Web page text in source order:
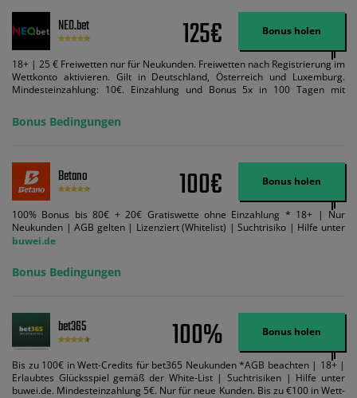
NEO.bet 125€ Bonus holen
18+ | 25 € Freiwetten nur für Neukunden. Freiwetten nach Registrierung im
Wettkonto aktivieren. Gilt in Deutschland, Österreich und Luxemburg.
Mindesteinzahlung: 10€. Einzahlung und Bonus 5x in 100 Tagen mit
Bedingungen können geändert werden. AGB gelten. Lizenziert; Hilfe bei
Suchtrisiken: buwei.de.
Bonus Bedingungen
Betano 100€ Bonus holen
100% Bonus bis 80€ + 20€ Gratiswette ohne Einzahlung * 18+ | Nur
Neukunden | AGB gelten | Lizenziert (Whitelist) | Suchtrisiko | Hilfe unter
buwei.de
Bonus Bedingungen
bet365 100% Bonus holen
Bis zu 100€ in Wett-Credits für bet365 Neukunden *AGB beachten | 18+ |
Erlaubtes Glücksspiel gemäß der White-List | Suchtrisiken | Hilfe unter
buwei.de. Mindesteinzahlung 5€. Nur für neue Kunden. Bis zu €100 in Wett-